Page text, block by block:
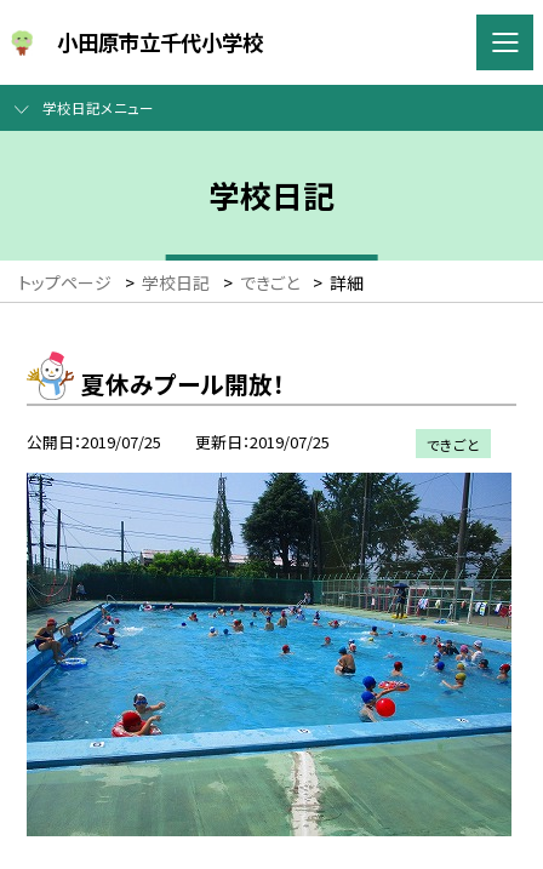
小田原市立千代小学校
学校日記メニュー
学校日記
トップページ > 学校日記 > できごと > 詳細
夏休みプール開放！
公開日 2019/07/25 更新日 2019/07/25 できごと